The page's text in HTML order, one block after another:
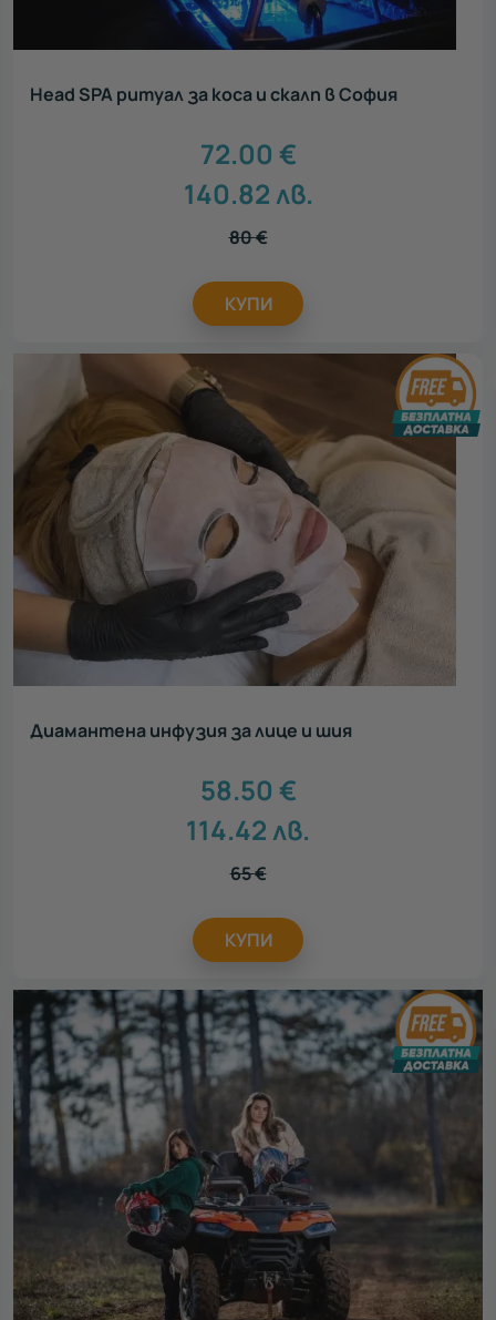
Head SPA ритуал за коса и скалп в София
72.00 €
140.82лв.
80€
КУПИ
Диамантена инфузия за лице и шия
58.50 €
114.42лв.
65€
КУПИ